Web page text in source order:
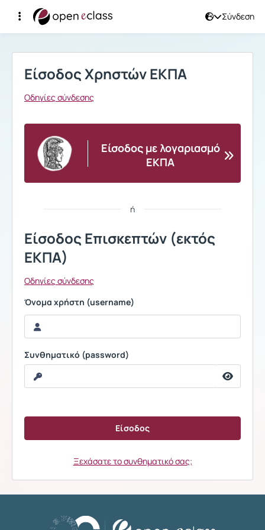
Σύνδεση
Σύνδεση
Είσοδος Χρηστών ΕΚΠΑ
Οδηγίες σύνδεσης
Είσοδος με λογαριασμό
ΕΚΠΑ
ή
Είσοδος Επισκεπτών (εκτός
ΕΚΠΑ)
Οδηγίες σύνδεσης
Όνομα χρήστη (username)
Συνθηματικό (password)
Ξεχάσατε το συνθηματικό σας;